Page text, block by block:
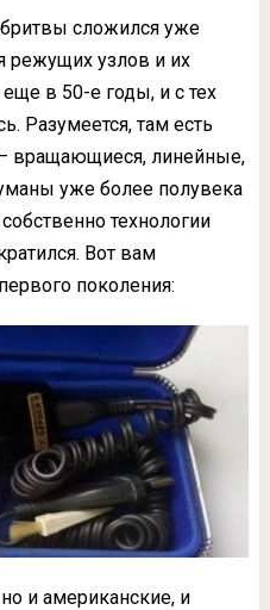
сложился уже
режущих узлов и их
в 50-е годы, и с тех
Разумеется, там есть
вращающиеся, линейные,
уже более полувека
технологии
Вот вам
поколения:
и американские, и